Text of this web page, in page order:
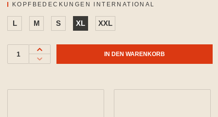
KOPFBEDECKUNGEN INTERNATIONAL
L M S XL XXL
IN DEN WARENKORB